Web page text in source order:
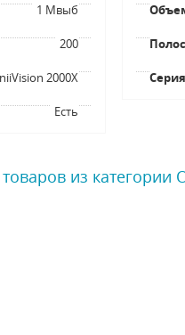
1 Мвыб
200
2000X
Есть
Серия
из